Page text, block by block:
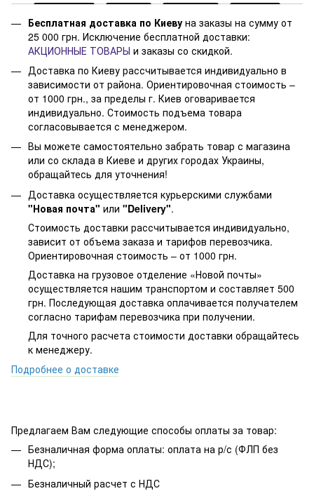
Бесплатная доставка по Киеву на заказы на сумму от
25 000 грн. Исключение бесплатной доставки:
АКЦИОННЫЕ ТОВАРЫ и заказы со скидкой.
Доставка по Киеву рассчитывается индивидуально в
зависимости от района. Ориентировочная стоимость –
от 1000 грн., за пределы г. Киев оговаривается
индивидуально. Стоимость подъема товара
согласовывается с менеджером.
Вы можете самостоятельно забрать товар с магазина
или со склада в Киеве и других городах Украины,
обращайтесь для уточнения!
Доставка осуществляется курьерскими службами
"Новая почта" или "Delivery".
Стоимость доставки рассчитывается индивидуально,
зависит от объема заказа и тарифов перевозчика.
Ориентировочная стоимость – от 1000 грн.
Доставка на грузовое отделение «Новой почты»
осуществляется нашим транспортом и составляет 500
грн. Последующая доставка оплачивается получателем
согласно тарифам перевозчика при получении.
Для точного расчета стоимости доставки обращайтесь
к менеджеру.
Подробнее о доставке
Предлагаем Вам следующие способы оплаты за товар:
Безналичная форма оплаты: оплата на р/с (ФЛП без
НДС);
Безналичный расчет с НДС